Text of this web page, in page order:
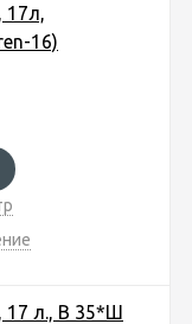
17л,
16)
17 л., В 35*Ш